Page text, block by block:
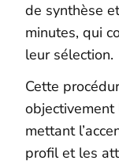
de synthèse
minutes, qui
leur sélection.
Cette
objectivement
mettant
profil et les